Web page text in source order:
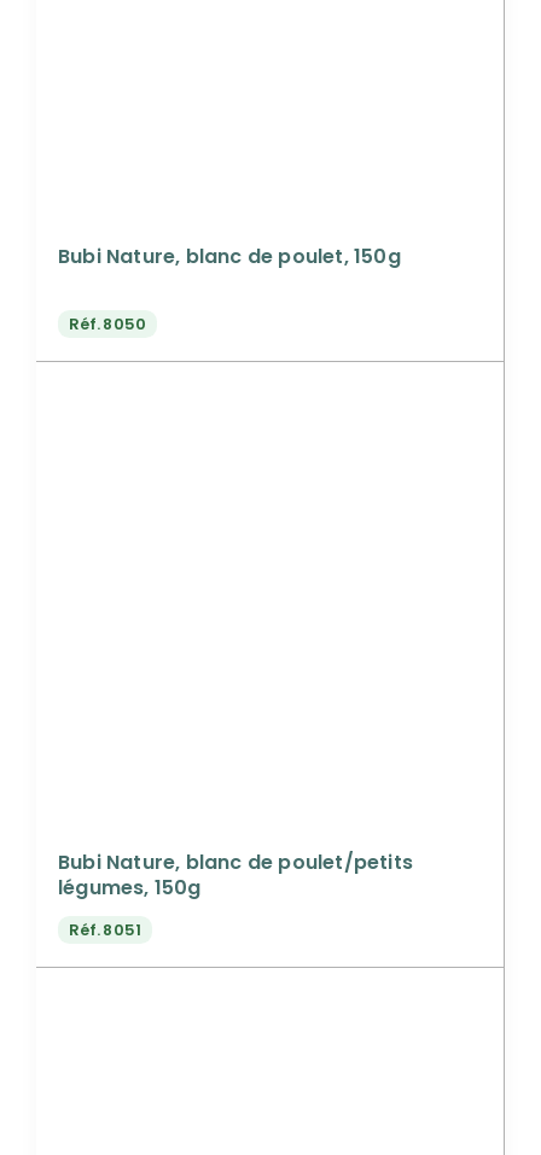
Bubi Nature, blanc de poulet, 150g
Réf.8050
Bubi Nature, blanc de poulet/petits
légumes, 150g
Réf.8051